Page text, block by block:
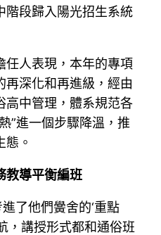
階段歸入陽光招生系統
任人表現，本年的專項
再深化和再進級，經由
高中管理，體系規范各
”進一個步驟降溫，推
。
教導平衡編班
了他們黌舍的‘重點
，講授形式都和通俗班